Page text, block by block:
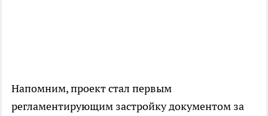
Напомним, проект стал первым
регламентирующим застройку документом за